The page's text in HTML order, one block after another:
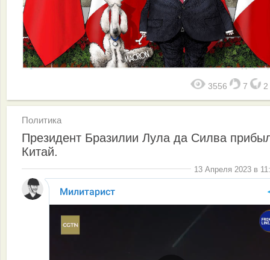
3556 7 2
Политика
Президент Бразилии Лула да Силва
Китай.
13 Апреля 2023 в